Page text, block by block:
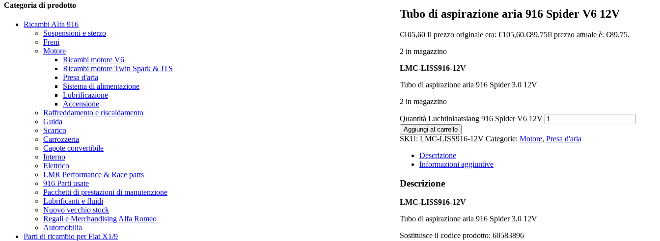
Tubo di aspirazione aria 916 Spider V6 12V
€105,60 Il prezzo originale era: €105,60.€89,75Il prezzo attuale è: €89,75.
2 in magazzino
LMC-LISS916-12V
Tubo di aspirazione aria 916 Spider 3.0 12V
2 in magazzino
Quantità Luchtinlaatslang 916 Spider V6 12V
Aggiungi al carrello
SKU: LMC-LISS916-12V Categorie: Motore, Presa d'aria
Descrizione
Informazioni aggiuntive
Descrizione
LMC-LISS916-12V
Tubo di aspirazione aria 916 Spider 3.0 12V
Sostituisce il codice prodotto: 60583896
Categoria di prodotto
Ricambi Alfa 916
Sospensioni e sterzo
Freni
Motore
Ricambi motore V6
Ricambi motore Twin Spark & JTS
Presa d'aria
Sistema di alimentazione
Lubrificazione
Accensione
Raffreddamento e riscaldamento
Guida
Scarico
Carrozzeria
Capote convertibile
Interno
Elettrico
LMR Performance & Race parts
916 Parti usate
Pacchetti di prestazioni di manutenzione
Lubrificanti e fluidi
Nuovo vecchio stock
Regali e Merchandising Alfa Romeo
Automobilia
Parti di ricambio per Fiat X1/9